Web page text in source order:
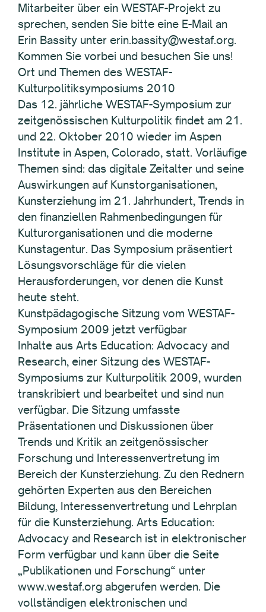
Mitarbeiter über ein WESTAF-Projekt zu
sprechen, senden Sie bitte eine E-Mail an
Erin Bassity unter erin.bassity@westaf.org.
Kommen Sie vorbei und besuchen Sie uns!
Ort und Themen des WESTAF-
Kulturpolitiksymposiums 2010
Das 12. jährliche WESTAF-Symposium zur
zeitgenössischen Kulturpolitik findet am 21.
und 22. Oktober 2010 wieder im Aspen
Institute in Aspen, Colorado, statt. Vorläufige
Themen sind: das digitale Zeitalter und seine
Auswirkungen auf Kunstorganisationen,
Kunsterziehung im 21. Jahrhundert, Trends in
den finanziellen Rahmenbedingungen für
Kulturorganisationen und die moderne
Kunstagentur. Das Symposium präsentiert
Lösungsvorschläge für die vielen
Herausforderungen, vor denen die Kunst
heute steht.
Kunstpädagogische Sitzung vom WESTAF-
Symposium 2009 jetzt verfügbar
Inhalte aus Arts Education: Advocacy and
Research, einer Sitzung des WESTAF-
Symposiums zur Kulturpolitik 2009, wurden
transkribiert und bearbeitet und sind nun
verfügbar. Die Sitzung umfasste
Präsentationen und Diskussionen über
Trends und Kritik an zeitgenössischer
Forschung und Interessenvertretung im
Bereich der Kunsterziehung. Zu den Rednern
gehörten Experten aus den Bereichen
Bildung, Interessenvertretung und Lehrplan
für die Kunsterziehung. Arts Education:
Advocacy and Research ist in elektronischer
Form verfügbar und kann über die Seite
„Publikationen und Forschung“ unter
www.westaf.org abgerufen werden. Die
vollständigen elektronischen und